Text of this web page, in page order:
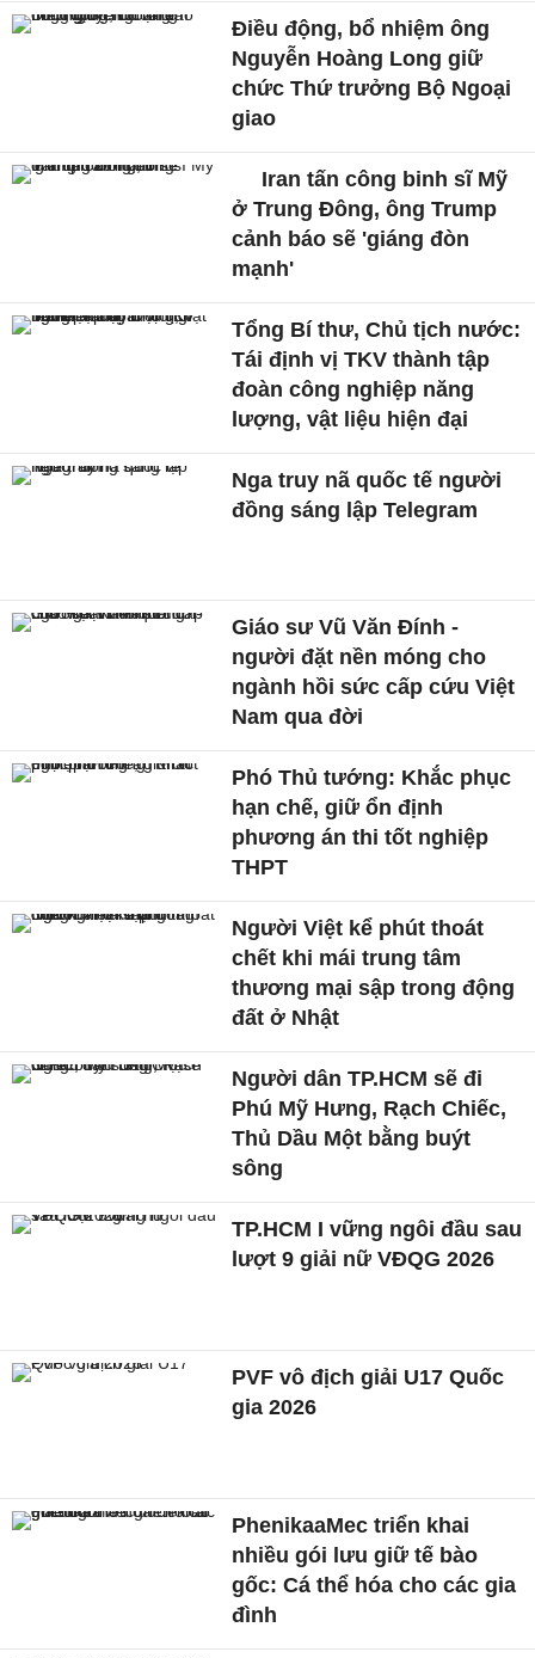
Điều động, bổ nhiệm ông
Nguyễn Hoàng Long giữ
chức Thứ trưởng Bộ Ngoại
giao
Iran tấn công binh sĩ Mỹ
ở Trung Đông, ông Trump
cảnh báo sẽ 'giáng đòn
mạnh'
Tổng Bí thư, Chủ tịch nước:
Tái định vị TKV thành tập
đoàn công nghiệp năng
lượng, vật liệu hiện đại
Nga truy nã quốc tế người
đồng sáng lập Telegram
Giáo sư Vũ Văn Đính -
người đặt nền móng cho
ngành hồi sức cấp cứu Việt
Nam qua đời
Phó Thủ tướng: Khắc phục
hạn chế, giữ ổn định
phương án thi tốt nghiệp
THPT
Người Việt kể phút thoát
chết khi mái trung tâm
thương mại sập trong động
đất ở Nhật
Người dân TP.HCM sẽ đi
Phú Mỹ Hưng, Rạch Chiếc,
Thủ Dầu Một bằng buýt
sông
TP.HCM I vững ngôi đầu sau
lượt 9 giải nữ VĐQG 2026
PVF vô địch giải U17 Quốc
gia 2026
PhenikaaMec triển khai
nhiều gói lưu giữ tế bào
gốc: Cá thể hóa cho các gia
đình